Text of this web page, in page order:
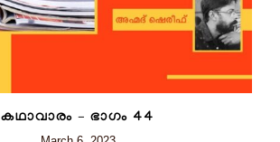
കഥാവാരം – ഭാഗം 44